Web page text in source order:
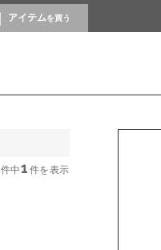
アイテムを買う
件中1 件を表示